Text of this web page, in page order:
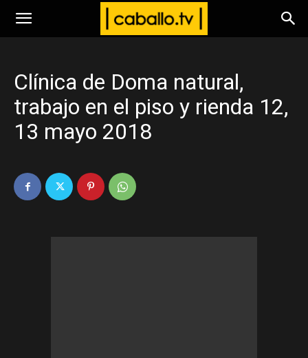
www.caballo.tv
Clínica de Doma natural,
trabajo en el piso y rienda 12,
13 mayo 2018